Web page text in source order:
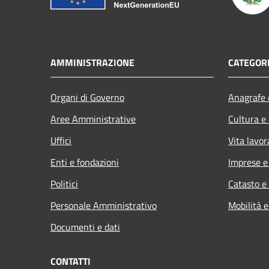
AMMINISTRAZIONE
Organi di Governo
Aree Amministrative
Uffici
Enti e fondazioni
Politici
Personale Amministrativo
Documenti e dati
Cultura
Vita
Imprese
Catasto
Mobilità
CONTATTI